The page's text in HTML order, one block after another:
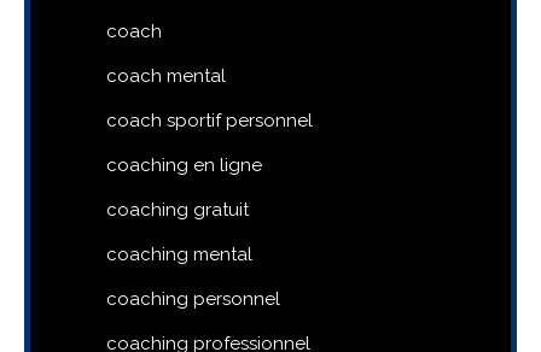
coach
coach mental
coach sportif personnel
coaching en ligne
coaching gratuit
coaching mental
coaching personnel
coaching professionnel